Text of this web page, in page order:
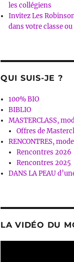
les collégiens
Invitez Les
dans votre classe
QUI SUIS-JE ?
100% BIO
BIBLIO
MASTERCLASS,
Offres de
RENCONTRES,
Rencontres 2026
Rencontres 2025
DANS LA PEAU
LA VIDÉO DU